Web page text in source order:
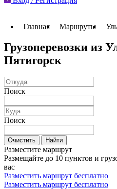
Главная Маршруты
Грузоперевозки из
Пятигорск
Поиск
Поиск
Очистить Найти
Разместите маршрут
Размещайте до 10 пунктов и
вас
Разместить маршрут бесплатно
Разместить маршрут бесплатно